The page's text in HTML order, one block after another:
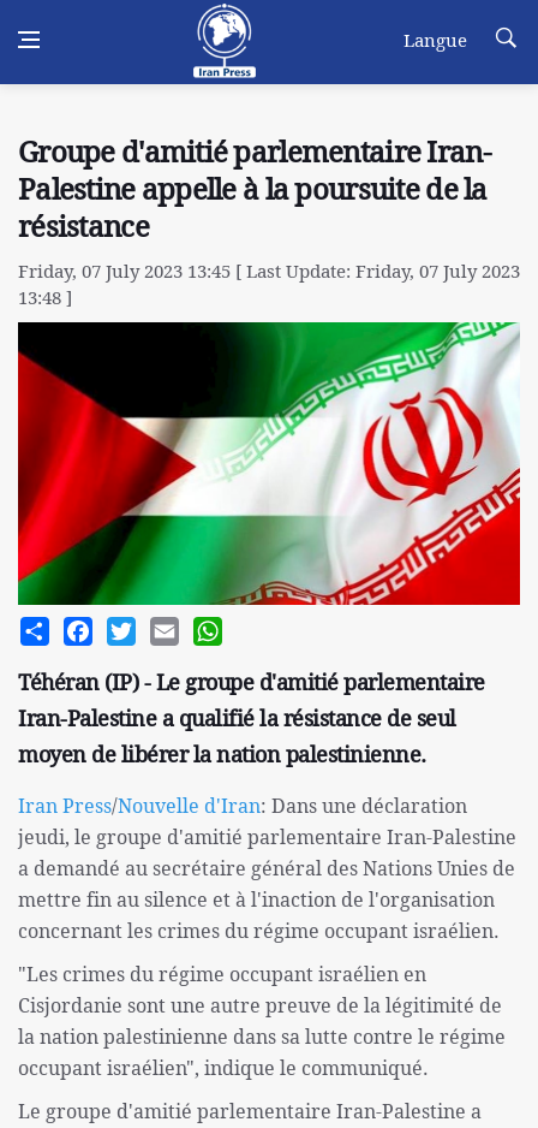
Langue
Groupe d'amitié parlementaire Iran-
Palestine appelle à la poursuite de la
résistance
Friday, 07 July 2023 13:45 [ Last Update: Friday, 07 July 2023
13:48 ]
Share FacebookTwitterEmail
Téhéran (IP) - Le groupe d'amitié parlementaire
Iran-Palestine a qualifié la résistance de seul
moyen de libérer la nation palestinienne.
Iran Press/Nouvelle d'Iran: Dans une déclaration
jeudi, le groupe d'amitié parlementaire Iran-Palestine
a demandé au secrétaire général des Nations Unies de
mettre fin au silence et à l'inaction de l'organisation
concernant les crimes du régime occupant israélien.
"Les crimes du régime occupant israélien en
Cisjordanie sont une autre preuve de la légitimité de
la nation palestinienne dans sa lutte contre le régime
occupant israélien", indique le communiqué.
Le groupe d'amitié parlementaire Iran-Palestine a